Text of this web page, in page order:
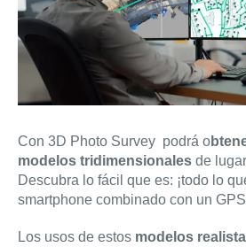
Con 3D Photo Survey podrá o
modelos tridimensionales de
Descubra lo fácil que es: ¡todo lo
smartphone combinado con un
Los usos de estos modelos